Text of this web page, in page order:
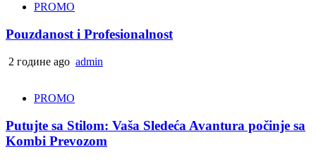
PROMO
Pouzdanost i Profesionalnost
2 године ago admin
PROMO
Putujte sa Stilom: Vaša Sledeća Avantura počinje sa
Kombi Prevozom